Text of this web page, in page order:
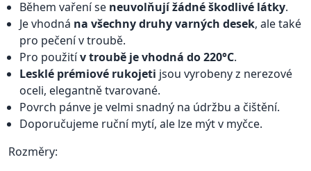
Během vaření se neuvolňují žádné škodlivé látky.
Je vhodná na všechny druhy varných desek, ale také
pro pečení v troubě.
Pro použitív troubě je vhodná do 220°C.
Lesklé prémiové rukojeti jsou vyrobeny z nerezové
oceli, elegantně tvarované.
Povrch pánve je velmi snadný na údržbu a čištění.
Doporučujeme ruční mytí, ale lze mýt v myčce.
Rozměry: